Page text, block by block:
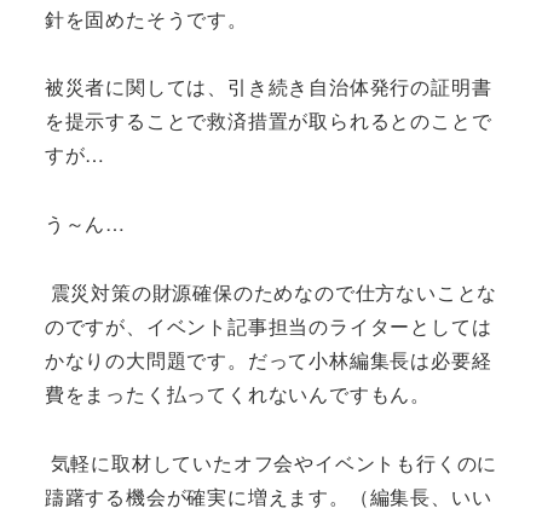
針を固めたそうです。
被災者に関しては、引き続き自治体発行の証明書
を提示することで救済措置が取られるとのことで
すが…
う～ん…
震災対策の財源確保のためなので仕方ないことな
のですが、イベント記事担当のライターとしては
かなりの大問題です。だって小林編集長は必要経
費をまったく払ってくれないんですもん。
気軽に取材していたオフ会やイベントも行くのに
躊躇する機会が確実に増えます。（編集長、いい